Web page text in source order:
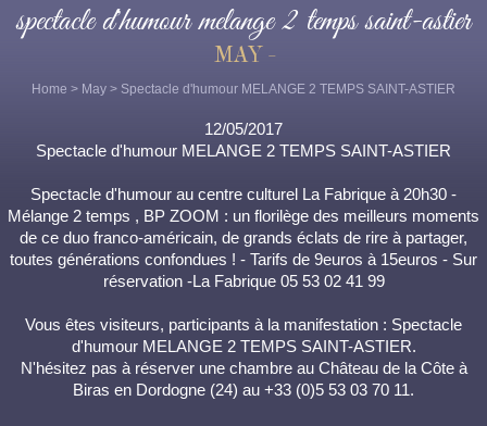
spectacle d'humour melange 2 temps saint-astier
MAY -
Home > May > Spectacle d'humour MELANGE 2 TEMPS SAINT-ASTIER
12/05/2017
Spectacle d'humour MELANGE 2 TEMPS SAINT-ASTIER
Spectacle d'humour au centre culturel La Fabrique à 20h30 -
Mélange 2 temps , BP ZOOM : un florilège des meilleurs moments
de ce duo franco-américain, de grands éclats de rire à partager,
toutes générations confondues ! - Tarifs de 9euros à 15euros - Sur
réservation -La Fabrique 05 53 02 41 99
Vous êtes visiteurs, participants à la manifestation : Spectacle
d'humour MELANGE 2 TEMPS SAINT-ASTIER.
N'hésitez pas à réserver une chambre au Château de la Côte à
Biras en Dordogne (24) au +33 (0)5 53 03 70 11.